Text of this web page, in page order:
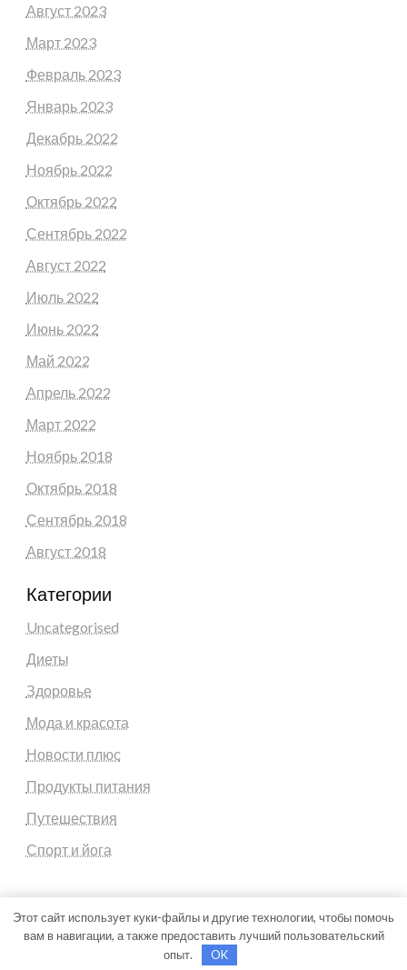
Август 2023
Март 2023
Февраль 2023
Январь 2023
Декабрь 2022
Ноябрь 2022
Октябрь 2022
Сентябрь 2022
Август 2022
Июль 2022
Июнь 2022
Май 2022
Апрель 2022
Март 2022
Ноябрь 2018
Октябрь 2018
Сентябрь 2018
Август 2018
Категории
Uncategorised
Диеты
Здоровье
Мода и красота
Новости плюс
Продукты питания
Путешествия
Спорт и йога
Theme by Silk Themes
Этот сайт использует куки-файлы и другие технологии, чтобы помочь
вам в навигации, а также предоставить лучший пользовательский
опыт.
OK